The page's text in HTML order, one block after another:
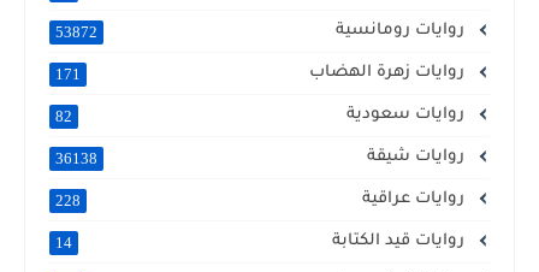
روايات رومانسية 53872
روايات زهرة الهضاب 171
روايات سعودية 82
روايات شيقة 36138
روايات عراقية 228
روايات قيد الكتابة 14